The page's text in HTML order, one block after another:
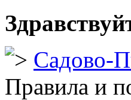
Садово-
Правила и